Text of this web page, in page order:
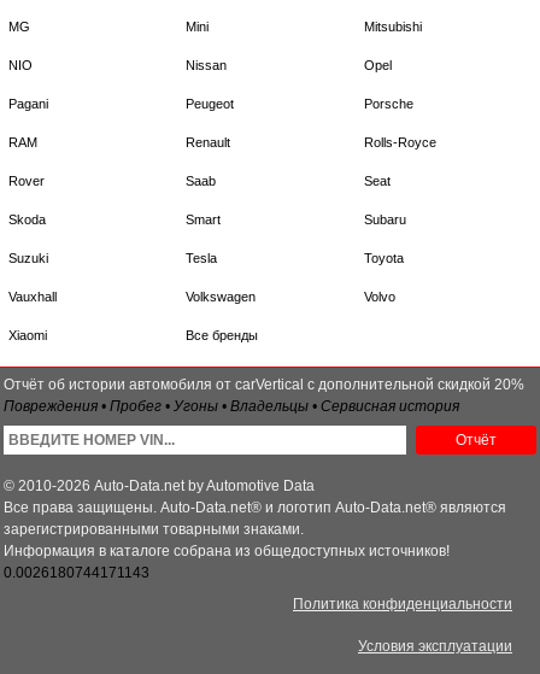
MG Mini Mitsubishi
NIO Nissan Opel
Pagani Peugeot Porsche
RAM Renault Rolls-Royce
Rover Saab Seat
Skoda Smart Subaru
Suzuki Tesla Toyota
Vauxhall Volkswagen Volvo
Xiaomi Все бренды
Отчёт об истории автомобиля от carVertical с дополнительной скидкой 20%
Повреждения • Пробег • Угоны • Владельцы • Сервисная история
Отчёт
© 2010-2026 Auto-Data.net by Automotive Data
Все права защищены. Auto-Data.net® и логотип Auto-Data.net® являются
зарегистрированными товарными знаками.
Информация в каталоге собрана из общедоступных источников!
0.0026180744171143
Политика конфиденциальности
Условия эксплуатации